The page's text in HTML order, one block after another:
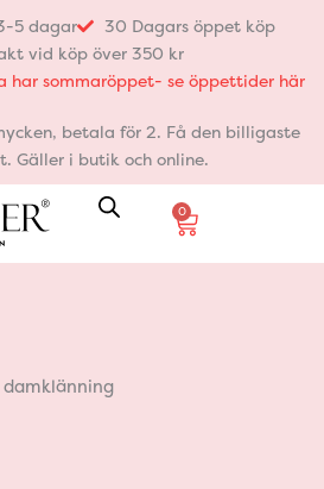
5 dagar
30 Dagars öppet köp
vid köp över 350 kr
har sommaröppet- se öppettider här
betala för 2. Få den billigaste
Gäller i butik och online.
0
Varukorg
damklänning